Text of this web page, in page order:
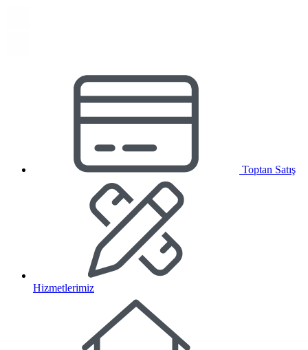
Toptan Satış
Hizmetlerimiz